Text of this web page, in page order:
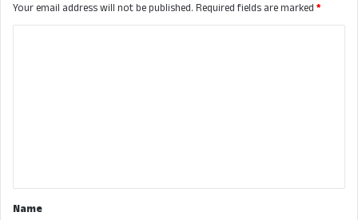
Your email address will not be published. Required fields are marked *
*Name